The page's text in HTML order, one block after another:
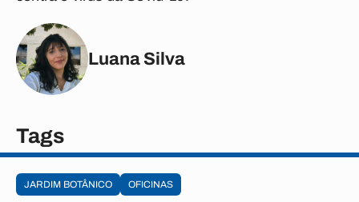
Luana Silva
Tags
JARDIM BOTÂNICO OFICINAS